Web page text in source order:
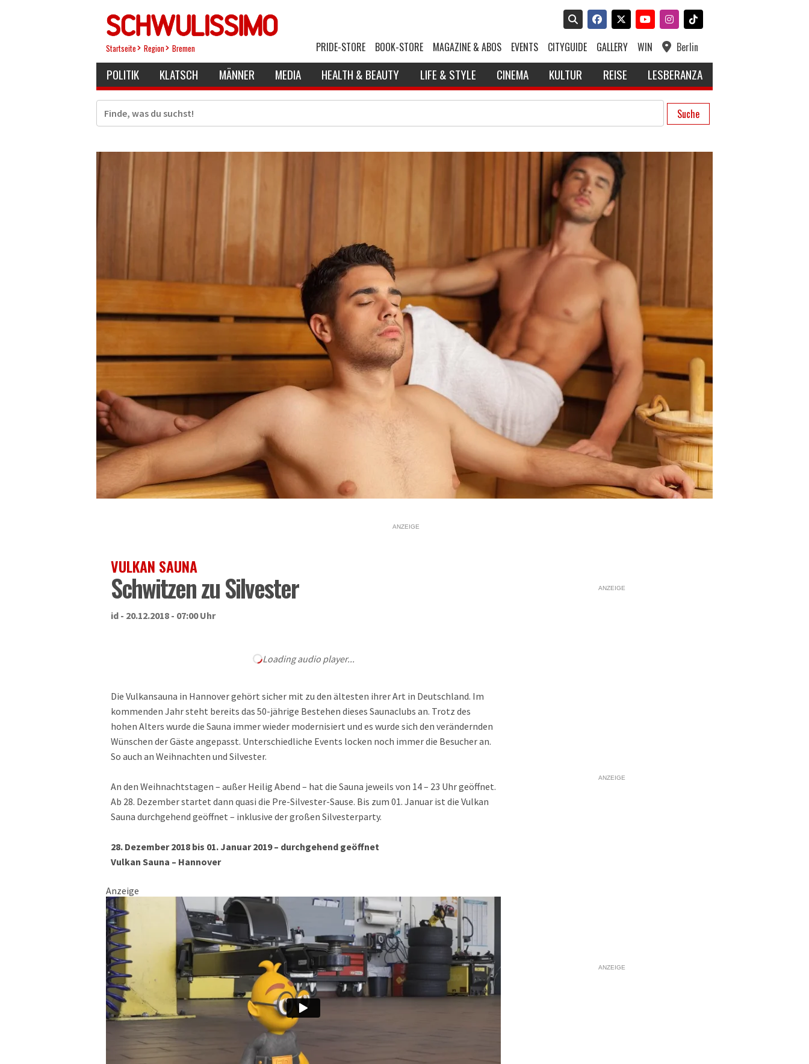
Startseite Region Bremen PRIDE-STORE BOOK-STORE MAGAZINE & ABOS EVENTS CITYGUIDE GALLERY WIN Berlin
POLITIK KLATSCH MÄNNER MEDIA HEALTH & BEAUTY LIFE & STYLE CINEMA KULTUR REISE LESBERANZA
Suche
ANZEIGE
VULKAN SAUNA
Schwitzen zu Silvester
id - 20.12.2018 - 07:00 Uhr
Loading audio player...
Die Vulkansauna in Hannover gehört sicher mit zu den ältesten ihrer Art in Deutschland. Im
kommenden Jahr steht bereits das 50-jährige Bestehen dieses Saunaclubs an. Trotz des
hohen Alters wurde die Sauna immer wieder modernisiert und es wurde sich den verändernden
Wünschen der Gäste angepasst. Unterschiedliche Events locken noch immer die Besucher an.
So auch an Weihnachten und Silvester.
An den Weihnachtstagen – außer Heilig Abend – hat die Sauna jeweils von 14 – 23 Uhr geöffnet.
Ab 28. Dezember startet dann quasi die Pre-Silvester-Sause. Bis zum 01. Januar ist die Vulkan
Sauna durchgehend geöffnet – inklusive der großen Silvesterparty.
28. Dezember 2018 bis 01. Januar 2019 – durchgehend geöffnet
Vulkan Sauna – Hannover
Anzeige
ANZEIGE
ANZEIGE
ANZEIGE